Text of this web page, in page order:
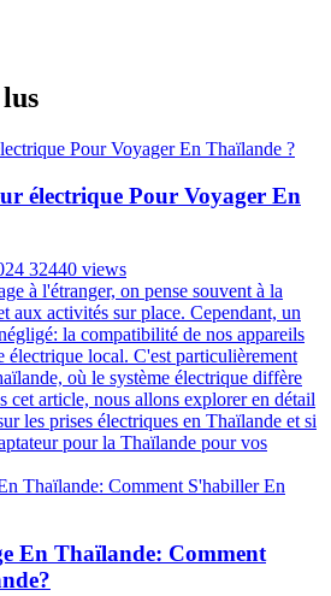
électrique Pour Voyager En
32440 views
à l'étranger, on pense souvent à la
aux activités sur place. Cependant, un
la compatibilité de nos appareils
électrique local. C'est particulièrement
où le système électrique diffère
cet article, nous allons explorer en détail
les prises électriques en Thaïlande et si
pour la Thaïlande pour vos
En Thaïlande: Comment